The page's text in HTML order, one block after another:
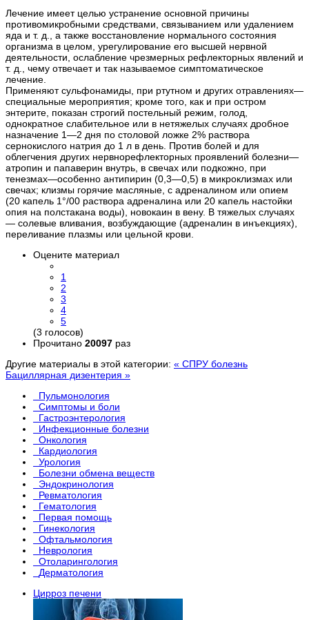
Лечение имеет целью устранение основной причины
противомикробными средствами, связыванием или удалением
яда и т. д., а также восстановление нормального состояния
организма в целом, урегулирование его высшей нервной
деятельности, ослабление чрезмерных рефлекторных явлений и
т. д., чему отвечает и так называемое симптоматическое
лечение.
Применяют сульфонамиды, при ртутном и других отравлениях—
специальные мероприятия; кроме того, как и при остром
энтерите, показан строгий постельный режим, голод,
однократное слабительное или в нетяжелых случаях дробное
назначение 1—2 дня по столовой ложке 2% раствора
сернокислого натрия до 1 л в день. Против болей и для
облегчения других нервнорефлекторных проявлений болезни—
атропин и папаверин внутрь, в свечах или подкожно, при
тенезмах—особенно антипирин (0,3—0,5) в микроклизмах или
свечах; клизмы горячие масляные, с адреналином или опием
(20 капель 1°/00 раствора адреналина или 20 капель настойки
опия на полстакана воды), новокаин в вену. В тяжелых случаях
— солевые вливания, возбуждающие (адреналин в инъекциях),
переливание плазмы или цельной крови.
Оцените материал
1
2
3
4
5
(3 голосов)
Прочитано 20097 раз
Другие материалы в этой категории: « СПРУ болезнь
Бациллярная дизентерия »
Пульмонология
Симптомы и боли
Гастроэнтерология
Инфекционные болезни
Онкология
Кардиология
Урология
Болезни обмена веществ
Эндокринология
Ревматология
Гематология
Первая помощь
Гинекология
Офтальмология
Неврология
Отоларингология
Дерматология
Цирроз печени